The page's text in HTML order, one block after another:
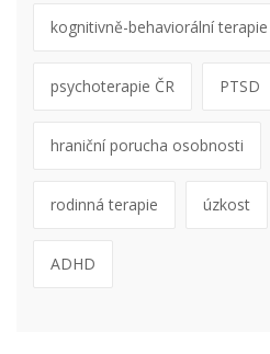
kognitivně-behaviorální terapie
psychoterapie ČR PTSD
hraniční porucha osobnosti
rodinná terapie úzkost
ADHD